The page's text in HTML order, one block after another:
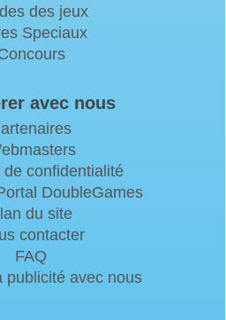
des jeux
Speciaux
avec nous
de confidentialité
DoubleGames
du site
contacter
FAQ
publicité avec nous